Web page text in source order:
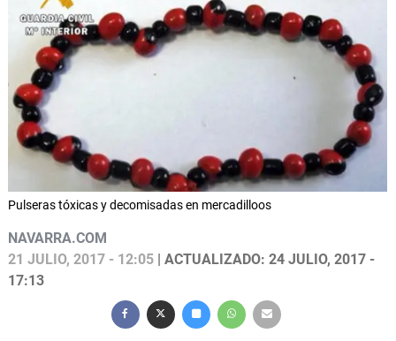
Pulseras tóxicas y decomisadas en mercadilloos
NAVARRA.COM
21 JULIO, 2017 - 12:05 | ACTUALIZADO: 24 JULIO, 2017 -
17:13